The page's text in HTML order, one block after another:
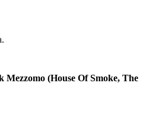
(House Of Smoke, The